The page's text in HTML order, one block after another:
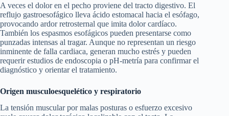
A veces el dolor en el pecho proviene del tracto digestivo. El
reflujo gastroesofágico lleva ácido estomacal hacia el esófago,
provocando ardor retrosternal que imita dolor cardíaco.
También los espasmos esofágicos pueden presentarse como
punzadas intensas al tragar. Aunque no representan un riesgo
inminente de falla cardiaca, generan mucho estrés y pueden
requerir estudios de endoscopia o pH-metría para confirmar el
diagnóstico y orientar el tratamiento.
Origen musculoesquelético y respiratorio
La tensión muscular por malas posturas o esfuerzo excesivo